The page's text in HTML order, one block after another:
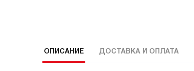
ОПИСАНИЕ ДОСТАВКА И ОПЛАТА